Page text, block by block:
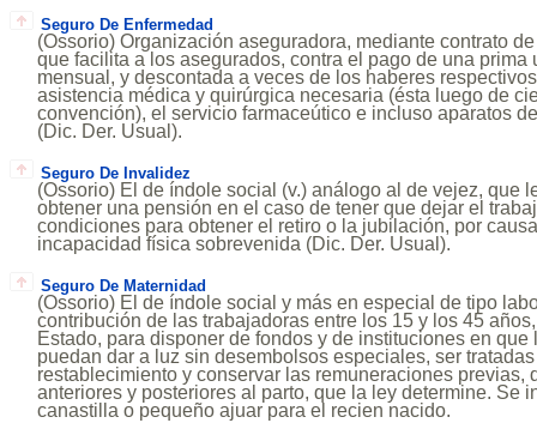
Seguro De Enfermedad
(Ossorio) Organización aseguradora, mediante contrato
que facilita a los asegurados, contra el pago de una prima
mensual, y descontada a veces de los haberes
asistencia médica y quirúrgica necesaria (ésta luego de
convención), el servicio farmaceútico e incluso aparatos
(Dic. Der. Usual).
Seguro De Invalidez
(Ossorio) El de índole social (v.) análogo al de vejez, que
obtener una pensión en el caso de tener que dejar el
condiciones para obtener el retiro o la jubilación, por
incapacidad física sobrevenida (Dic. Der. Usual).
Seguro De Maternidad
(Ossorio) El de índole social y más en especial de tipo
contribución de las trabajadoras entre los 15 y los 45
Estado, para disponer de fondos y de instituciones en
puedan dar a luz sin desembolsos especiales, ser
restablecimiento y conservar las remuneraciones previas,
anteriores y posteriores al parto, que la ley determine. Se
canastilla o pequeño ajuar para el recien nacido.